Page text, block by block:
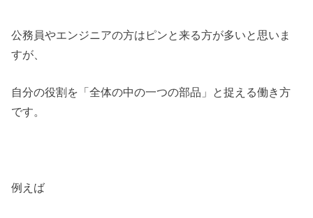
公務員やエンジニアの方はピンと来る方が多いと思いま
すが、
自分の役割を「全体の中の一つの部品」と捉える働き方
です。
例えば